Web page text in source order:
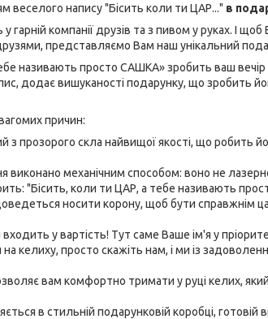
веселого напису "Бісить коли ти ЦАР..." в
гарній компанії друзів та з пивом у руках. І
представляємо Вам наш унікальний
називають просто САШКА» зробить ваш
додає вишуканості подарунку, що зробить
причин:
з прозорого скла найвищої якості, що робить
виконано механічним способом: воно не
"Бісить, коли ти ЦАР, а тебе називають
носити корону, щоб бути справжнім
входить у вартість! Тут саме Ваше ім'я у
на келиху, просто скажіть нам, і ми із
вам комфортно тримати у руці келих,
в стильній подарунковій коробці, готовій